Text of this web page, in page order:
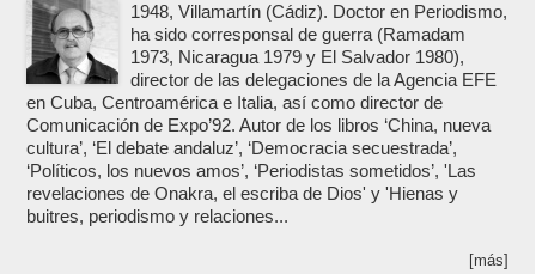
1948, Villamartín (Cádiz). Doctor en Periodismo,
ha sido corresponsal de guerra (Ramadam
1973, Nicaragua 1979 y El Salvador 1980),
director de las delegaciones de la Agencia EFE
en Cuba, Centroamérica e Italia, así como director de
Comunicación de Expo’92. Autor de los libros ‘China, nueva
cultura’, ‘El debate andaluz’, ‘Democracia secuestrada’,
‘Políticos, los nuevos amos’, ‘Periodistas sometidos’, 'Las
revelaciones de Onakra, el escriba de Dios' y 'Hienas y
buitres, periodismo y relaciones...
[más]